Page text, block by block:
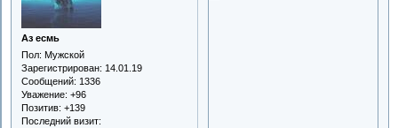
Аз есмь
Пол: Мужской
Зарегистрирован: 14.01.19
Сообщений: 1336
Уважение: +96
Позитив: +139
Последний визит: